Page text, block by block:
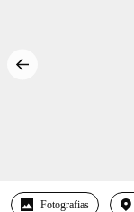
Fotografias